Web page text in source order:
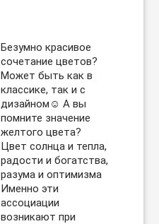
Безумно красивое
сочетание цветов?
Может быть как в
классике, так и с
дизайном☺️ А вы
помните значение
желтого цвета?
Цвет солнца и тепла,
радости и богатства,
разума и оптимизма
Именно эти
ассоциации
возникают при